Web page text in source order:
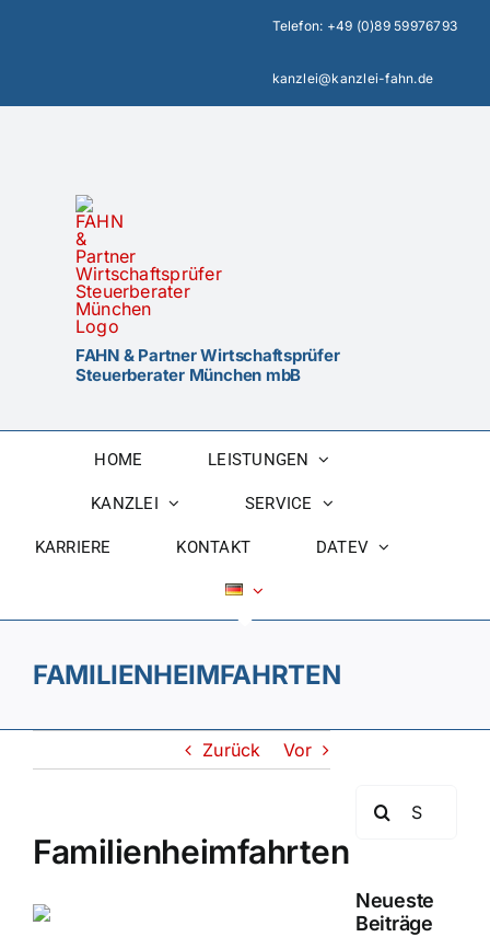
Telefon: +49 (0)89 59976793
kanzlei@kanzlei-fahn.de
FAHN & Partner Wirtschaftsprüfer
Steuerberater München mbB
HOME LEISTUNGEN
KANZLEI SERVICE
KARRIERE KONTAKT DATEV
FAMILIENHEIMFAHRTEN
Zurück Vor
Familienheimfahrten
nach:
Neueste
Beiträge